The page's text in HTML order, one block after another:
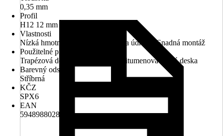
0,35 mm
Profil
H12 12 mm
Vlastnosti
Nízká hmotnost, Nízké náklady na údržbu, Snadná montáž
Použitelné pro
Trapézová deska, Vlnitá deska, Bitumenová vlnitá deska
Barevný odstín
Stříbrná
KČZ
SPX6
EAN
5948988028676